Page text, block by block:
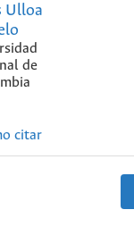
Ulloa
de
citar